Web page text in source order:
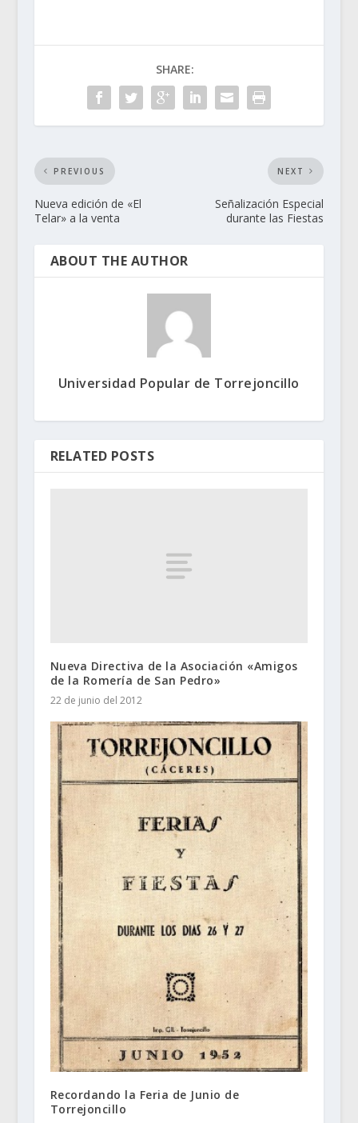
SHARE:
PREVIOUS
Nueva edición de «El
Telar» a la venta
NEXT
Señalización Especial
durante las Fiestas
ABOUT THE AUTHOR
Universidad Popular de Torrejoncillo
RELATED POSTS
Nueva Directiva de la Asociación «Amigos
de la Romería de San Pedro»
22 de junio del 2012
Recordando la Feria de Junio de
Torrejoncillo